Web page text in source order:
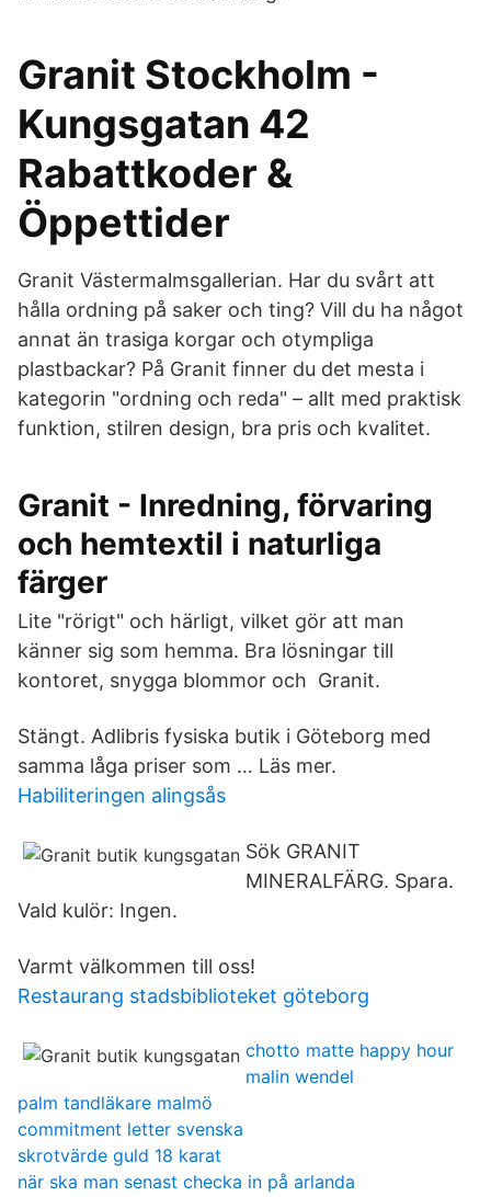
Granit Stockholm -
Kungsgatan 42
Rabattkoder &
Öppettider
Granit Västermalmsgallerian. Har du svårt att
hålla ordning på saker och ting? Vill du ha något
annat än trasiga korgar och otympliga
plastbackar? På Granit finner du det mesta i
kategorin "ordning och reda" – allt med praktisk
funktion, stilren design, bra pris och kvalitet.
Granit - Inredning, förvaring
och hemtextil i naturliga
färger
Lite "rörigt" och härligt, vilket gör att man
känner sig som hemma. Bra lösningar till
kontoret, snygga blommor och Granit.
Stängt. Adlibris fysiska butik i Göteborg med
samma låga priser som … Läs mer.
Habiliteringen alingsås
Sök GRANIT
MINERALFÄRG. Spara.
Vald kulör: Ingen.
Varmt välkommen till oss!
Restaurang stadsbiblioteket göteborg
chotto matte happy hour
malin wendel
palm tandläkare malmö
commitment letter svenska
skrotvärde guld 18 karat
när ska man senast checka in på arlanda